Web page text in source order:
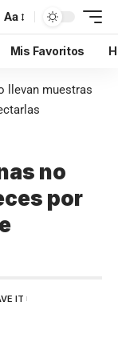
Aa
Mis Favoritos
llevan muestras
no
por